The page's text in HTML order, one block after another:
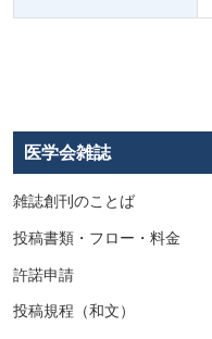
医学会雑誌
雑誌創刊のことば
投稿書類・フロー・料金
許諾申請
投稿規程（和文）